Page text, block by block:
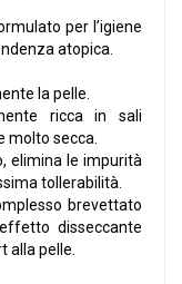
per l’igiene
atopica.
la pelle.
ricca in sali
molto secca.
elimina le impurità
tollerabilità.
brevettato
disseccante
alla pelle.